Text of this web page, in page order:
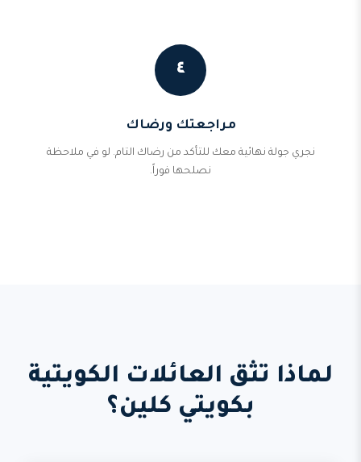
٤
مراجعتك ورضاك
نجري جولة نهائية معك للتأكد من رضاك التام. لو في ملاحظة
نصلحها فوراً.
لماذا تثق العائلات الكويتية
بكويتي كلين؟